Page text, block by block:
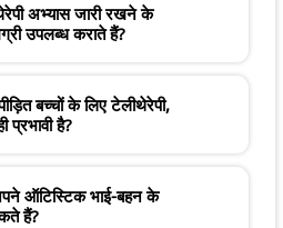
अभ्यास जारी रखने के
उपलब्ध कराते हैं?
बच्चों के लिए टेलीथेरेपी,
प्रभावी है?
ऑटिस्टिक भाई-बहन के
हैं?